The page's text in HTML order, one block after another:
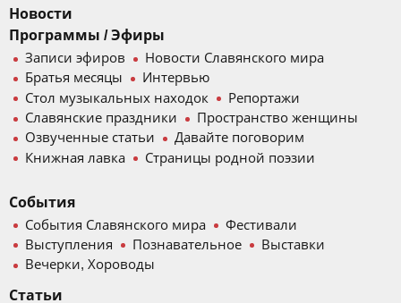
Новости
Программы / Эфиры
Записи эфиров
Новости Славянского мира
Братья месяцы
Интервью
Стол музыкальных находок
Репортажи
Славянские праздники
Пространство женщины
Озвученные статьи
Давайте поговорим
Книжная лавка
Страницы родной поэзии
События
События Славянского мира
Фестивали
Выступления
Познавательное
Выставки
Вечерки, Хороводы
Статьи